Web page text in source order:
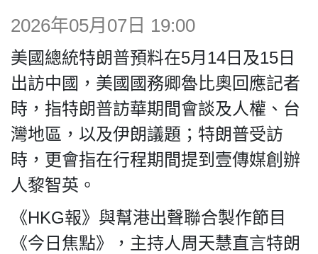
視頻
昔日
系列
活動
關於我們
2026年05月07日 19:00
美國總統特朗普預料在5月14日及15日
出訪中國，美國國務卿魯比奧回應記者
時，指特朗普訪華期間會談及人權、台
灣地區，以及伊朗議題；特朗普受訪
時，更會指在行程期間提到壹傳媒創辦
人黎智英。
《HKG報》與幫港出聲聯合製作節目
《今日焦點》，主持人周天慧直言特朗